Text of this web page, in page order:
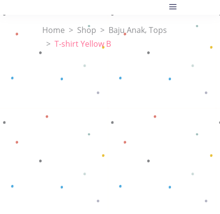
Home > Shop > Baju Anak, Tops
> T-shirt Yellow B